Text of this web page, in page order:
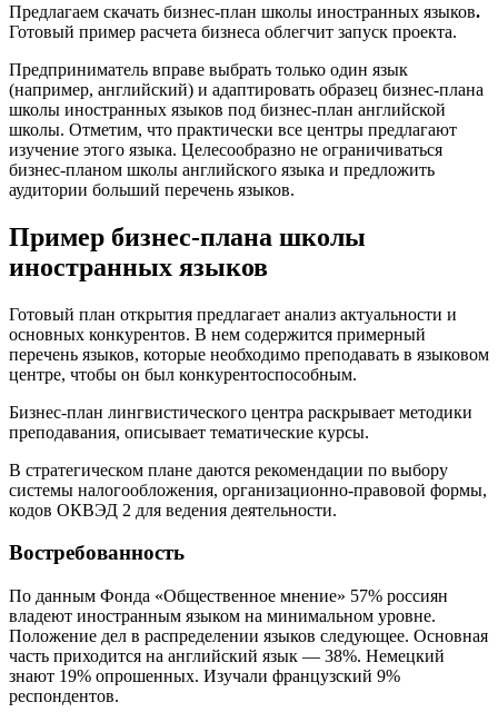
Предлагаем скачать бизнес-план школы иностранных языков.
Готовый пример расчета бизнеса облегчит запуск проекта.
Предприниматель вправе выбрать только один язык
(например, английский) и адаптировать образец бизнес-плана
школы иностранных языков под бизнес-план английской
школы. Отметим, что практически все центры предлагают
изучение этого языка. Целесообразно не ограничиваться
бизнес-планом школы английского языка и предложить
аудитории больший перечень языков.
Пример бизнес-плана школы
иностранных языков
Готовый план открытия предлагает анализ актуальности и
основных конкурентов. В нем содержится примерный
перечень языков, которые необходимо преподавать в языковом
центре, чтобы он был конкурентоспособным.
Бизнес-план лингвистического центра раскрывает методики
преподавания, описывает тематические курсы.
В стратегическом плане даются рекомендации по выбору
системы налогообложения, организационно-правовой формы,
кодов ОКВЭД 2 для ведения деятельности.
Востребованность
По данным Фонда «Общественное мнение» 57% россиян
владеют иностранным языком на минимальном уровне.
Положение дел в распределении языков следующее. Основная
часть приходится на английский язык — 38%. Немецкий
знают 19% опрошенных. Изучали французский 9%
респондентов.